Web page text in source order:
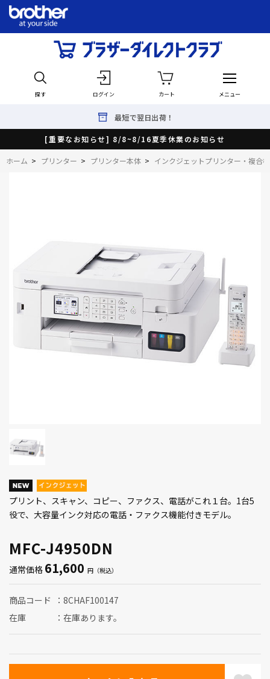
探す ログイン カート メニュー
最短で翌日出荷！
[重要なお知らせ] 8/8~8/16夏季休業のお知らせ
ホーム > プリンター > プリンター本体 > インクジェットプリンター・複合機
MFC-J4950DN
プリント、スキャン、コピー、ファクス、電話がこれ１台。1台5
役で、大容量インク対応の電話・ファクス機能付きモデル。
通常価格 61,600
商品コード
8CHAF100147
在庫
在庫あります。